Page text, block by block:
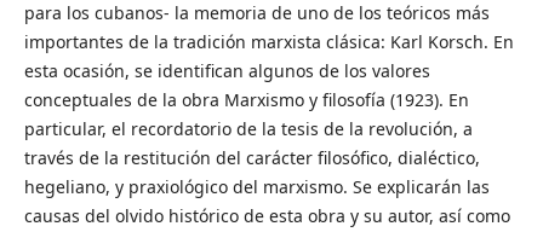
para los cubanos- la memoria de uno de los teóricos más
importantes de la tradición marxista clásica: Karl Korsch. En
esta ocasión, se identifican algunos de los valores
conceptuales de la obra Marxismo y filosofía (1923). En
particular, el recordatorio de la tesis de la revolución, a
través de la restitución del carácter filosófico, dialéctico,
hegeliano, y praxiológico del marxismo. Se explicarán las
causas del olvido histórico de esta obra y su autor, así como